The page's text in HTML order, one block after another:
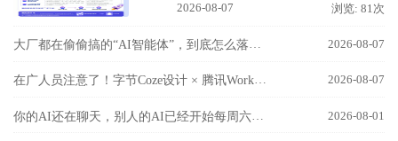
班】讲透了！
2026-08-07 浏览: 81次
2026-08-07
在广人员注意了！字节Coze设计 × 腾讯WorkBuddy联手，国内最强AI双雄组合，8月9日隆基校区实战开讲！ 2026-08-07
你的AI还在聊天，别人的AI已经开始每周六自己加班了！ 2026-08-01